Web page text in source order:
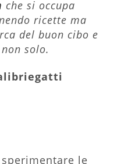
che si occupa
ricette ma
del buon cibo e
solo.
le